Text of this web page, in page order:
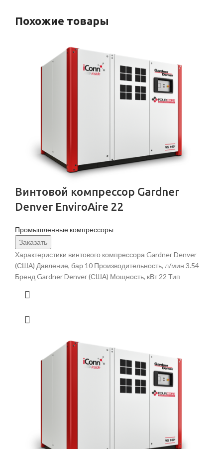
Похожие товары
Винтовой компрессор Gardner
Denver EnviroAire 22
Промышленные компрессоры
Заказать
Характеристики винтового компрессора Gardner Denver
(США) Давление, бар 10 Производительность, л/мин 3.54
Бренд Gardner Denver (США) Мощность, кВт 22 Тип